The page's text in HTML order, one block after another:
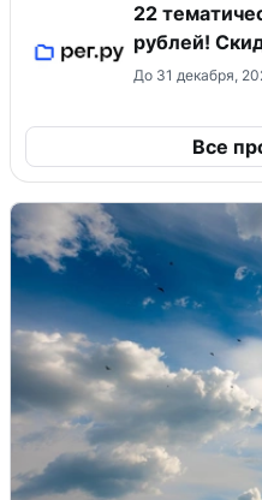
22
рублей!
До 31 декабря,
Все